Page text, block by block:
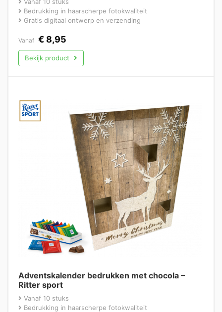
Bedrukking in haarscherpe fotokwaliteit
Gratis digitaal ontwerp en verzending
Vanaf € 8,95
Bekijk product
Adventskalender bedrukken met chocola –
Ritter sport
Vanaf 10 stuks
Bedrukking in haarscherpe fotokwaliteit